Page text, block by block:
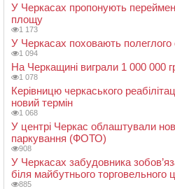
У Черкасах пропонують
площу
1 173
У Черкасах поховають
1 094
На Черкащині виграли 1 000 000
1 078
Керівницю черкаського
новий термін
1 068
У центрі Черкас облаштували
паркування (ФОТО)
908
У Черкасах забудовника
біля майбутнього
885